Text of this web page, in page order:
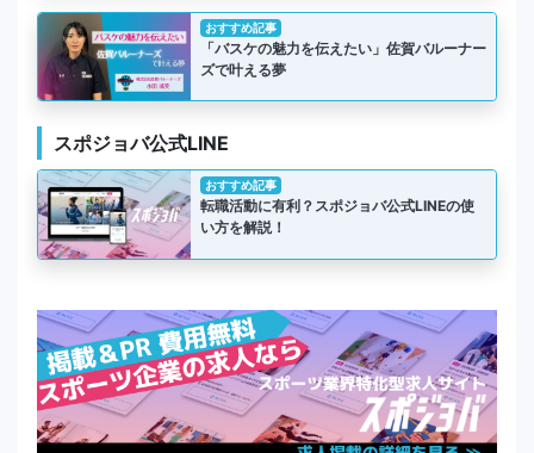
おすすめ記事
「バスケの魅力を伝えたい」佐賀バルーナー
ズで叶える夢
スポジョバ公式LINE
おすすめ記事
転職活動に有利？スポジョバ公式LINEの使
い方を解説！